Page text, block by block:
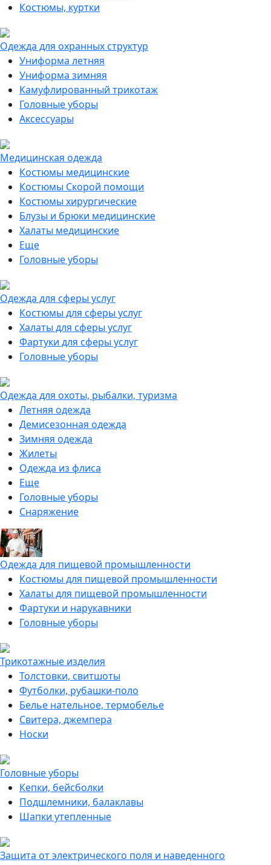
Костюмы, куртки
Одежда для охранных структур
Униформа летняя
Униформа зимняя
Камуфлированный трикотаж
Головные уборы
Аксессуары
Медицинская одежда
Костюмы медицинские
Костюмы Скорой помощи
Костюмы хирургические
Блузы и брюки медицинские
Халаты медицинские
Еще
Головные уборы
Одежда для сферы услуг
Костюмы для сферы услуг
Халаты для сферы услуг
Фартуки для сферы услуг
Головные уборы
Одежда для охоты, рыбалки, туризма
Летняя одежда
Демисезонная одежда
Зимняя одежда
Жилеты
Одежда из флиса
Еще
Головные уборы
Снаряжение
Одежда для пищевой промышленности
Костюмы для пищевой промышленности
Халаты для пищевой промышленности
Фартуки и нарукавники
Головные уборы
Трикотажные изделия
Толстовки, свитшоты
Футболки, рубашки-поло
Белье нательное, термобелье
Свитера, джемпера
Носки
Головные уборы
Кепки, бейсболки
Подшлемники, балаклавы
Шапки утепленные
Защита от электрического поля и наведенного